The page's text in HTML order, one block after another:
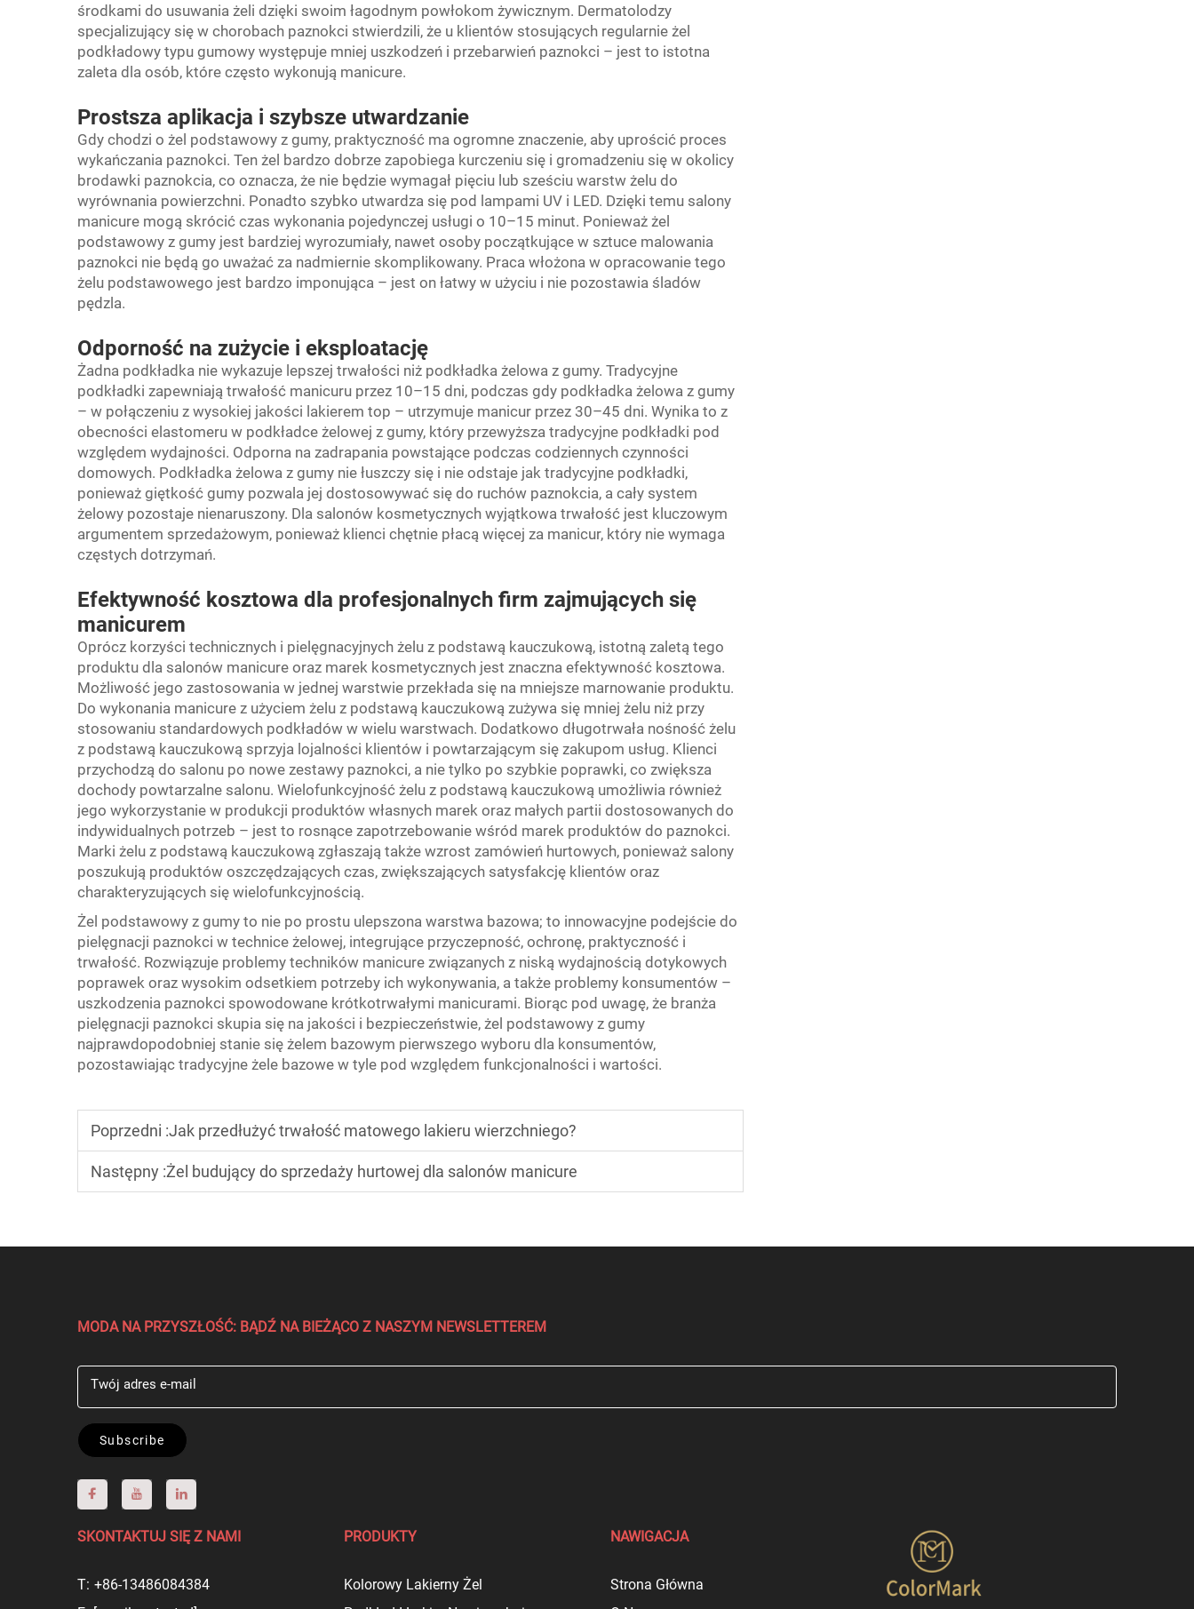
środkami do usuwania żeli dzięki swoim łagodnym powłokom żywicznym. Dermatolodzy
specjalizujący się w chorobach paznokci stwierdzili, że u klientów stosujących regularnie żel
podkładowy typu gumowy występuje mniej uszkodzeń i przebarwień paznokci – jest to istotna
zaleta dla osób, które często wykonują manicure.
Prostsza aplikacja i szybsze utwardzanie
Gdy chodzi o żel podstawowy z gumy, praktyczność ma ogromne znaczenie, aby uprościć proces
wykańczania paznokci. Ten żel bardzo dobrze zapobiega kurczeniu się i gromadzeniu się w okolicy
brodawki paznokcia, co oznacza, że nie będzie wymagał pięciu lub sześciu warstw żelu do
wyrównania powierzchni. Ponadto szybko utwardza się pod lampami UV i LED. Dzięki temu salony
manicure mogą skrócić czas wykonania pojedynczej usługi o 10–15 minut. Ponieważ żel
podstawowy z gumy jest bardziej wyrozumiały, nawet osoby początkujące w sztuce malowania
paznokci nie będą go uważać za nadmiernie skomplikowany. Praca włożona w opracowanie tego
żelu podstawowego jest bardzo imponująca – jest on łatwy w użyciu i nie pozostawia śladów
pędzla.
Odporność na zużycie i eksploatację
Żadna podkładka nie wykazuje lepszej trwałości niż podkładka żelowa z gumy. Tradycyjne
podkładki zapewniają trwałość manicuru przez 10–15 dni, podczas gdy podkładka żelowa z gumy
– w połączeniu z wysokiej jakości lakierem top – utrzymuje manicur przez 30–45 dni. Wynika to z
obecności elastomeru w podkładce żelowej z gumy, który przewyższa tradycyjne podkładki pod
względem wydajności. Odporna na zadrapania powstające podczas codziennych czynności
domowych. Podkładka żelowa z gumy nie łuszczy się i nie odstaje jak tradycyjne podkładki,
ponieważ giętkość gumy pozwala jej dostosowywać się do ruchów paznokcia, a cały system
żelowy pozostaje nienaruszony. Dla salonów kosmetycznych wyjątkowa trwałość jest kluczowym
argumentem sprzedażowym, ponieważ klienci chętnie płacą więcej za manicur, który nie wymaga
częstych dotrzymań.
Efektywność kosztowa dla profesjonalnych firm zajmujących się
manicurem
Oprócz korzyści technicznych i pielęgnacyjnych żelu z podstawą kauczukową, istotną zaletą tego
produktu dla salonów manicure oraz marek kosmetycznych jest znaczna efektywność kosztowa.
Możliwość jego zastosowania w jednej warstwie przekłada się na mniejsze marnowanie produktu.
Do wykonania manicure z użyciem żelu z podstawą kauczukową zużywa się mniej żelu niż przy
stosowaniu standardowych podkładów w wielu warstwach. Dodatkowo długotrwała nośność żelu
z podstawą kauczukową sprzyja lojalności klientów i powtarzającym się zakupom usług. Klienci
przychodzą do salonu po nowe zestawy paznokci, a nie tylko po szybkie poprawki, co zwiększa
dochody powtarzalne salonu. Wielofunkcyjność żelu z podstawą kauczukową umożliwia również
jego wykorzystanie w produkcji produktów własnych marek oraz małych partii dostosowanych do
indywidualnych potrzeb – jest to rosnące zapotrzebowanie wśród marek produktów do paznokci.
Marki żelu z podstawą kauczukową zgłaszają także wzrost zamówień hurtowych, ponieważ salony
poszukują produktów oszczędzających czas, zwiększających satysfakcję klientów oraz
charakteryzujących się wielofunkcyjnością.
Żel podstawowy z gumy to nie po prostu ulepszona warstwa bazowa; to innowacyjne podejście do
pielęgnacji paznokci w technice żelowej, integrujące przyczepność, ochronę, praktyczność i
trwałość. Rozwiązuje problemy techników manicure związanych z niską wydajnością dotykowych
poprawek oraz wysokim odsetkiem potrzeby ich wykonywania, a także problemy konsumentów –
uszkodzenia paznokci spowodowane krótkotrwałymi manicurami. Biorąc pod uwagę, że branża
pielęgnacji paznokci skupia się na jakości i bezpieczeństwie, żel podstawowy z gumy
najprawdopodobniej stanie się żelem bazowym pierwszego wyboru dla konsumentów,
pozostawiając tradycyjne żele bazowe w tyle pod względem funkcjonalności i wartości.
Poprzedni :Jak przedłużyć trwałość matowego lakieru wierzchniego?
Następny :Żel budujący do sprzedaży hurtowej dla salonów manicure
MODA NA PRZYSZŁOŚĆ: BĄDŹ NA BIEŻĄCO Z NASZYM NEWSLETTEREM
Twój adres e-mail
Subscribe
SKONTAKTUJ SIĘ Z NAMI
T: +86-13486084384
PRODUKTY
Kolorowy Lakierny Żel
NAWIGACJA
Strona Główna